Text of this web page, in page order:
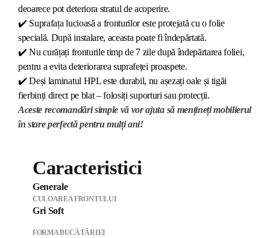
deoarece pot deteriora stratul de acoperire.
✔️ Suprafața lucioasă a fronturilor este protejată cu o folie
specială. După instalare, aceasta poate fi îndepărtată.
✔️ Nu curățați fronturile timp de 7 zile după îndepărtarea foliei,
pentru a evita deteriorarea suprafeței proaspete.
✔️ Deși laminatul HPL este durabil, nu așezați oale și tigăi
fierbinți direct pe blat – folosiți suporturi sau protecții.
Aceste recomandări simple vă vor ajuta să mențineți mobilierul
în stare perfectă pentru mulți ani!
Caracteristici
Generale
CULOAREA FRONTULUI
Gri Soft
FORMA BUCĂTĂRIEI